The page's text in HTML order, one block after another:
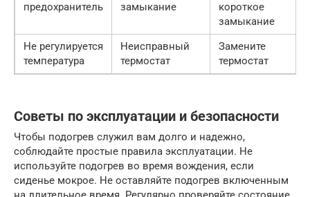
предохранитель
замыкание
короткое
замыкание
Не регулируется
температура
Неисправный
термостат
Замените
термостат
Советы по эксплуатации и безопасности
Чтобы подогрев служил вам долго и надежно,
соблюдайте простые правила эксплуатации. Не
используйте подогрев во время вождения, если
сиденье мокрое. Не оставляйте подогрев включенным